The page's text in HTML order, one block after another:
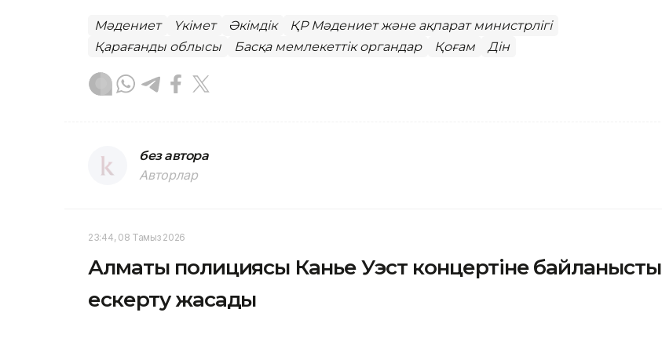
Мәдениет Үкімет Әкімдік
ҚР Мәдениет және ақпарат министрлігі
Қарағанды облысы
Басқа мемлекеттік органдар Қоғам Дін
без автора
Авторлар
23:44, 08 Тамыз 2026
Алматы полициясы Канье Уэст концертіне байланысты
ескерту жасады